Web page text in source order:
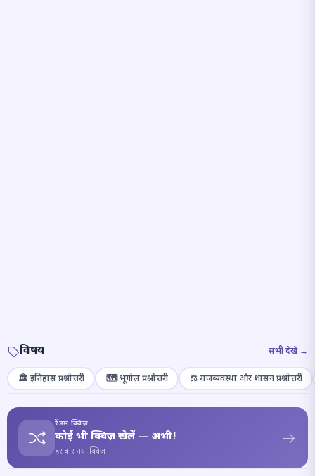
विषय सभी देखें →
🏛️ इतिहास प्रश्नोत्तरी 🗺️ भूगोल प्रश्नोत्तरी ⚖️ राजव्यवस्था और शासन प्रश्नोत्तरी
रैंडम क्विज़
कोई भी क्विज़ खेलें — अभी!
हर बार नया क्विज़